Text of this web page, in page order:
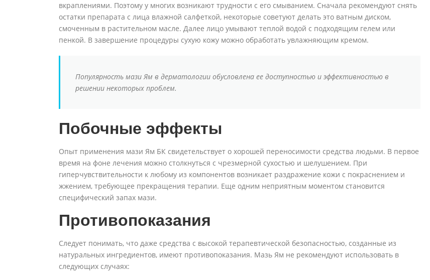
вкраплениями. Поэтому у многих возникают трудности с его смыванием. Сначала рекомендуют снять
остатки препарата с лица влажной салфеткой, некоторые советуют делать это ватным диском,
смоченным в растительном масле. Далее лицо умывают теплой водой с подходящим гелем или
пенкой. В завершение процедуры сухую кожу можно обработать увлажняющим кремом.
Популярность мази Ям в дерматологии обусловлена ее доступностью и эффективностью в
решении некоторых проблем.
Побочные эффекты
Опыт применения мази Ям БК свидетельствует о хорошей переносимости средства людьми. В первое
время на фоне лечения можно столкнуться с чрезмерной сухостью и шелушением. При
гиперчувствительности к любому из компонентов возникает раздражение кожи с покраснением и
жжением, требующее прекращения терапии. Еще одним неприятным моментом становится
специфический запах мази.
Противопоказания
Следует понимать, что даже средства с высокой терапевтической безопасностью, созданные из
натуральных ингредиентов, имеют противопоказания. Мазь Ям не рекомендуют использовать в
следующих случаях: